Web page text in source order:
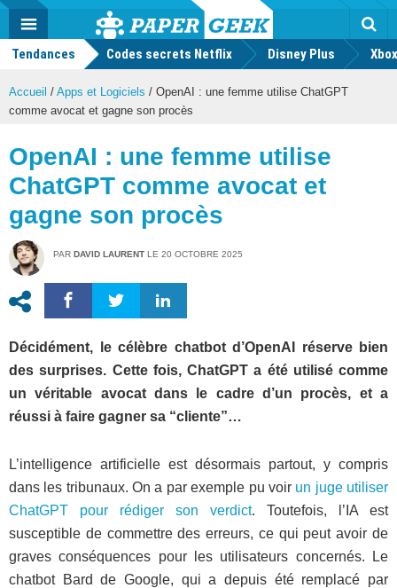
Actu
geek
MENU
Tendances Codes secrets Netflix Disney Plus
Accueil / Apps et Logiciels / OpenAI : une femme utilise ChatGPT
comme avocat et gagne son procès
OpenAI : une femme utilise
ChatGPT comme avocat et
gagne son procès
PAR DAVID LAURENT LE 20 OCTOBRE 2025
Décidément, le célèbre chatbot d’OpenAI réserve bien
des surprises. Cette fois, ChatGPT a été utilisé comme
un véritable avocat dans le cadre d’un procès, et a
réussi à faire gagner sa “cliente”…
L’intelligence artificielle est désormais partout, y compris
dans les tribunaux. On a par exemple pu voir un juge utiliser
ChatGPT pour rédiger son verdict. Toutefois, l’IA est
susceptible de commettre des erreurs, ce qui peut avoir de
graves conséquences pour les utilisateurs concernés. Le
chatbot Bard de Google, qui a depuis été remplacé par
Mode
FacebookTwitter Youtube